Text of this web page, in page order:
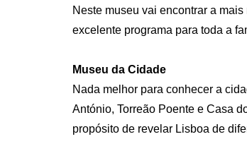
Neste museu vai encontrar a
excelente programa para toda a
Museu da Cidade
Nada melhor para conhecer a
António, Torreão Poente e Casa
propósito de revelar Lisboa de